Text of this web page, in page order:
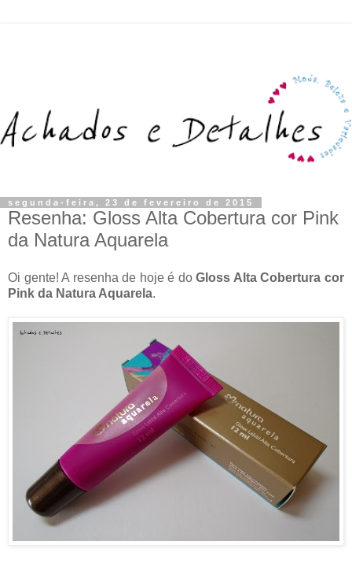
segunda-feira, 23 de fevereiro de 2015
Resenha: Gloss Alta Cobertura cor Pink
da Natura Aquarela
Oi gente! A resenha de hoje é doGloss Alta Cobertura cor
Pink da Natura Aquarela.